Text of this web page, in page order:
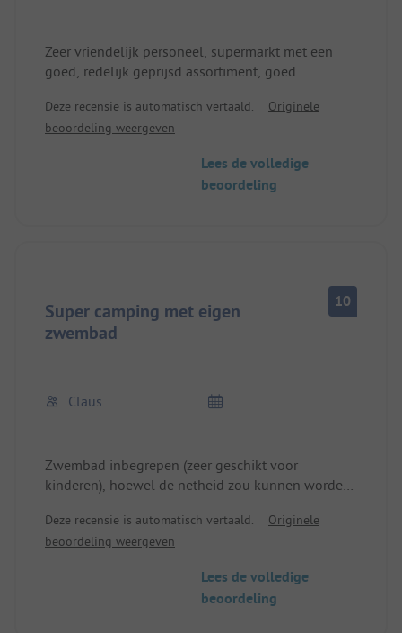
Zeer vriendelijk personeel, supermarkt met een
goed, redelijk geprijsd assortiment, goed
zwembad, over het algemeen zeer goed
onderhouden camping, vrij rustig 's avonds
Deze recensie is automatisch vertaald.
Originele
beoordeling weergeven
Lees de volledige
beoordeling
Super camping met eigen
zwembad
10
Claus
Zwembad inbegrepen (zeer geschikt voor
kinderen), hoewel de netheid zou kunnen worden
Mooie, stijlvolle gastronomie, maar duur
Omgeving: zeer interessant, Walibi-World
(achtbaanpark) naast de deur; stadscentrum
Deze recensie is automatisch vertaald.
Originele
beoordeling weergeven
Lees de volledige
beoordeling